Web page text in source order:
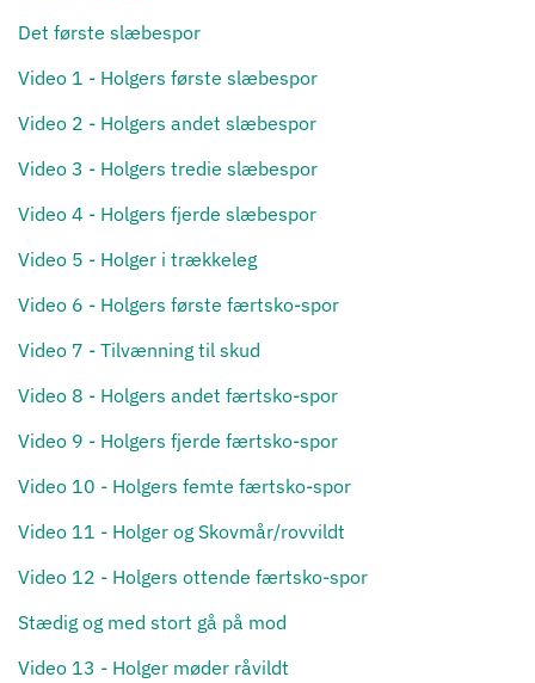
Det første slæbespor
Video 1 - Holgers første slæbespor
Video 2 - Holgers andet slæbespor
Video 3 - Holgers tredie slæbespor
Video 4 - Holgers fjerde slæbespor
Video 5 - Holger i trækkeleg
Video 6 - Holgers første færtsko-spor
Video 7 - Tilvænning til skud
Video 8 - Holgers andet færtsko-spor
Video 9 - Holgers fjerde færtsko-spor
Video 10 - Holgers femte færtsko-spor
Video 11 - Holger og Skovmår/rovvildt
Video 12 - Holgers ottende færtsko-spor
Stædig og med stort gå på mod
Video 13 - Holger møder råvildt